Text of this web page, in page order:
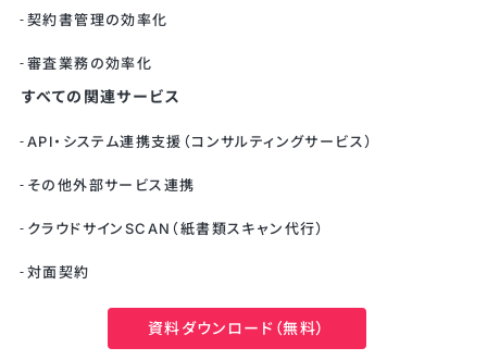
契約書管理の効率化
審査業務の効率化
すべての関連サービス
API・システム連携支援（コンサルティングサービス）
その他外部サービス連携
クラウドサインSCAN（紙書類スキャン代行）
対面契約
Salesforce連携
資料ダウンロード（無料）